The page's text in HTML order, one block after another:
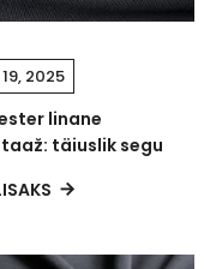
2025
linane
täiuslik segu